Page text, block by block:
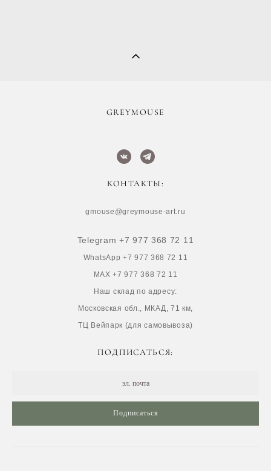
​GREYMOUSE
КОНТАКТЫ:
gmouse@greymouse-art.ru
Telegram +7 977 368 72 11
WhatsApp +7 977 368 72 11
MAX +7 977 368 72 11
Наш склад по адресу:
Московская обл., МКАД, 71 км,
ТЦ Вейпарк (для самовывоза)
ПОДПИСАТЬСЯ:
Подписаться